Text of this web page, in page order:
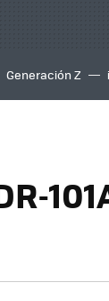
Generación Z